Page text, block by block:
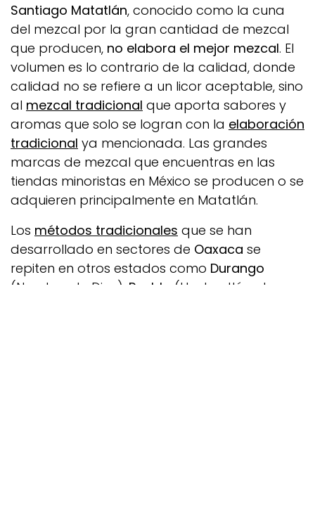
Santiago Matatlán, conocido como la cuna
del mezcal por la gran cantidad de mezcal
que producen, no elabora el mejor mezcal. El
volumen es lo contrario de la calidad, donde
calidad no se refiere a un licor aceptable, sino
al mezcal tradicional que aporta sabores y
aromas que solo se logran con la elaboración
tradicional ya mencionada. Las grandes
marcas de mezcal que encuentras en las
tiendas minoristas en México se producen o se
adquieren principalmente en Matatlán.
Los métodos tradicionales que se han
desarrollado en sectores de Oaxaca se
repiten en otros estados como Durango
(Nombre de Dios), Puebla
(Huehuetlán el